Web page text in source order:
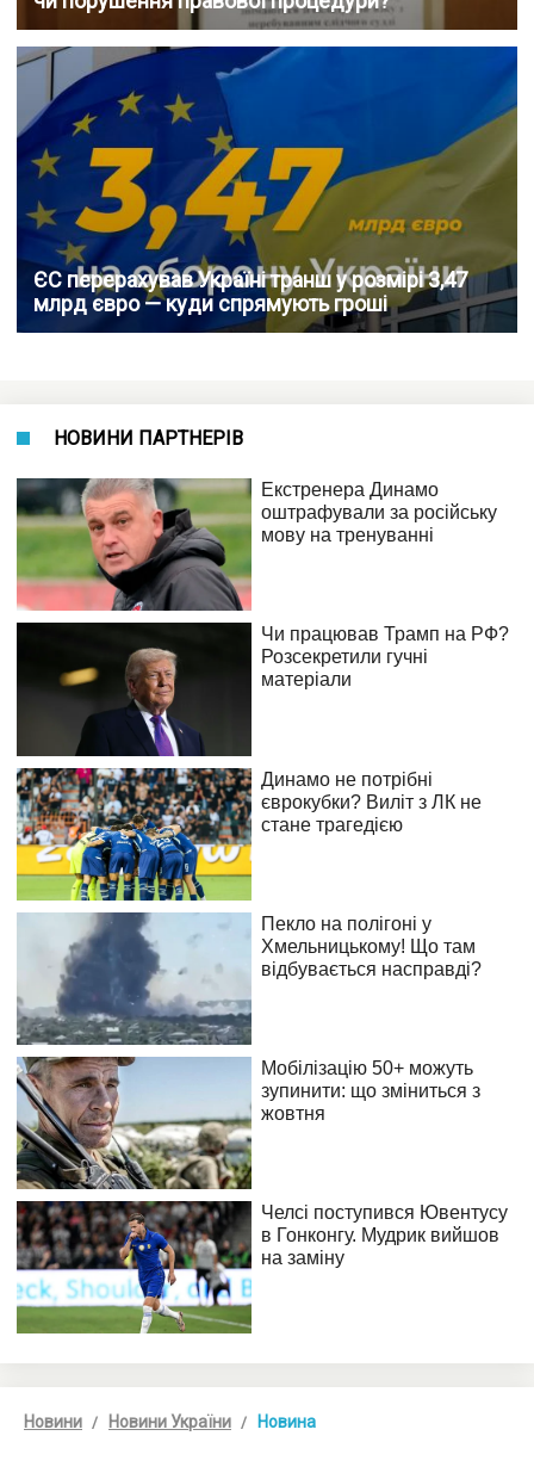
ЄС перерахував Україні транш у розмірі 3,47
млрд євро — куди спрямують гроші
НОВИНИ ПАРТНЕРІВ
Новини Новини України Новина